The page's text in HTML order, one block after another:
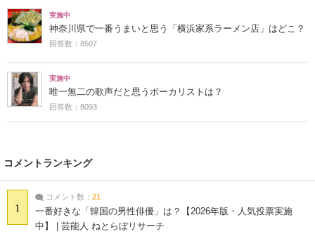
実施中
神奈川県で一番うまいと思う「横浜家系ラーメン店」はどこ？
回答数：8507
実施中
唯一無二の歌声だと思うボーカリストは？
回答数：8093
コメントランキング
1
コメント数： 21
一番好きな「韓国の男性俳優」は？【2026年版・人気投票実施
中】 | 芸能人 ねとらぼリサーチ